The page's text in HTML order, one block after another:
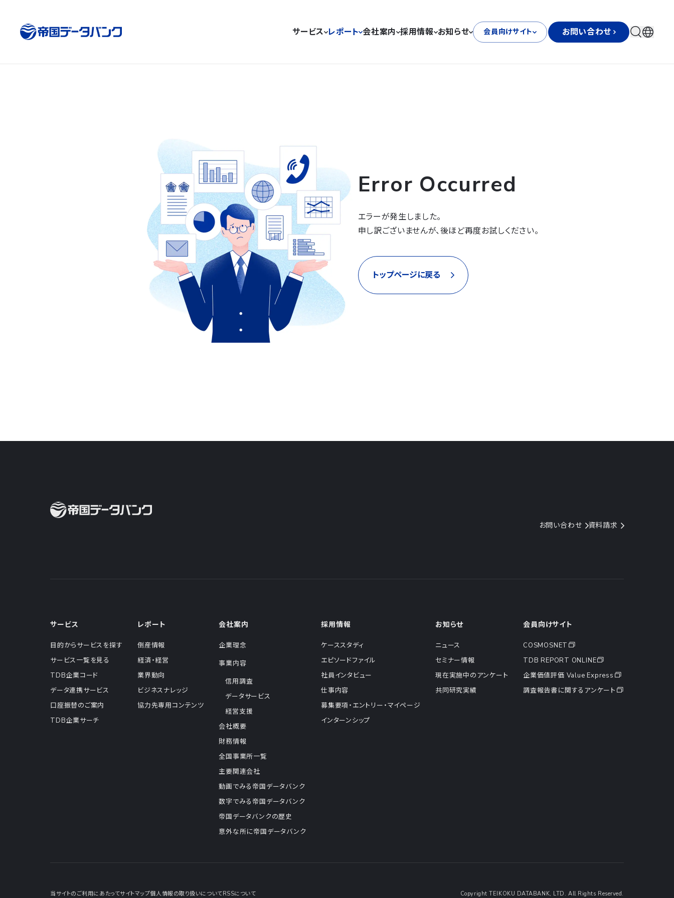
サービス レポート 会社案内 採用情報 お知らせ 会員向けサイト お問い合わせ
Error Occurred
エラーが発生しました。
申し訳ございませんが、後ほど再度お試しください。
トップページに戻る
お問い合わせ 資料請求
サービス
目的からサービスを探す
サービス一覧を見る
TDB企業コード
データ連携サービス
口座振替のご案内
TDB企業サーチ
レポート
倒産情報
経済・経営
業界動向
ビジネスナレッジ
協力先専用コンテンツ
会社案内
企業理念
事業内容
信用調査
データサービス
経営支援
会社概要
財務情報
全国事業所一覧
主要関連会社
動画でみる帝国データバンク
数字でみる帝国データバンク
帝国データバンクの歴史
意外な所に帝国データバンク
採用情報
ケーススタディ
エピソードファイル
社員インタビュー
仕事内容
募集要項・エントリー・マイページ
インターンシップ
お知らせ
ニュース
セミナー情報
現在実施中のアンケート
共同研究実績
会員向けサイト
COSMOSNET
TDB REPORT ONLINE
企業価値評価 Value Express
調査報告書に関するアンケート
当サイトのご利用にあたってサイトマップ個人情報の取り扱いについてRSSについて Copyright TEIKOKU DATABANK, LTD. All Rights Reserved.